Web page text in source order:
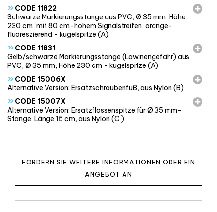
» CODE 11822
Schwarze Markierungsstange aus PVC, Ø 35 mm, Höhe
230 cm, mit 80 cm-hohem Signalstreifen, orange-
fluoreszierend - kugelspitze (A)
» CODE 11831
Gelb/schwarze Markierungsstange (Lawinengefahr) aus
PVC, Ø 35 mm, Höhe 230 cm - kugelspitze (A)
» CODE 15006X
Alternative Version: Ersatzschraubenfuß, aus Nylon (B)
» CODE 15007X
Alternative Version: Ersatzflossenspitze für Ø 35 mm-
Stange, Länge 15 cm, aus Nylon (C )
FORDERN SIE WEITERE INFORMATIONEN ODER EIN
ANGEBOT AN